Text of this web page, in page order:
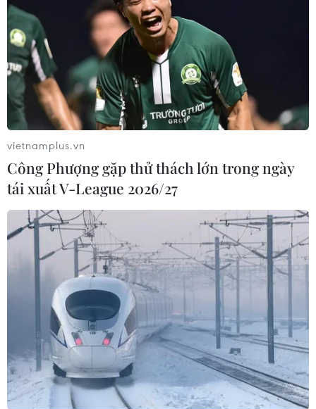
vietnamplus.vn
Công Phượng gặp thử thách lớn trong ngày
tái xuất V-League 2026/27